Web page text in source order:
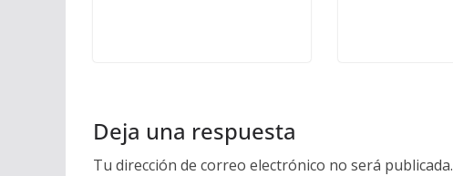
Deja una respuesta
Tu dirección de correo electrónico no será publicada.